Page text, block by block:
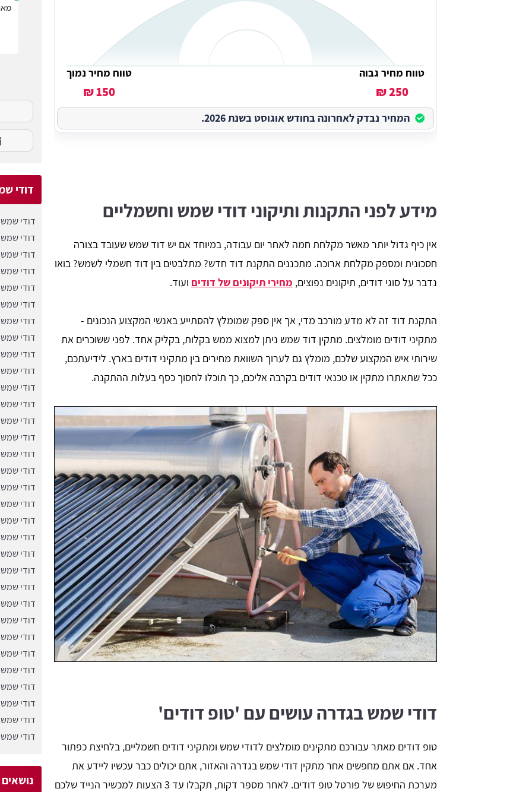
טווח מחיר גבוה
250 ₪
טווח מחיר נמוך
150 ₪
המחיר נבדק לאחרונה בחודש אוגוסט בשנת 2026.
מידע לפני התקנות ותיקוני דודי שמש וחשמליים
אין כיף גדול יותר מאשר מקלחת חמה לאחר יום עבודה, במיוחד אם יש דוד שמש שעובד בצורה
חסכונית ומספק מקלחת ארוכה. מתכננים התקנת דוד חדש? מתלבטים בין דוד חשמלי לשמש? בואו
נדבר על סוגי דודים, תיקונים נפוצים, מחירי תיקונים של דודים ועוד.
התקנת דוד זה לא מדע מורכב מדי, אך אין ספק שמומלץ להסתייע באנשי המקצוע הנכונים -
מתקיני דודים מומלצים. מתקין דוד שמש ניתן למצוא ממש בקלות, בקליק אחד. לפני ששוכרים את
שירותי איש המקצוע שלכם, מומלץ גם לערוך השוואת מחירים בין מתקיני דודים בארץ. לידיעתכם,
ככל שתאתרו מתקין או טכנאי דודים בקרבה אליכם, כך תוכלו לחסוך כסף בעלות ההתקנה.
דודי שמש בגדרה עושים עם 'טופ דודים'
טופ דודים מאתר עבורכם מתקינים מומלצים לדודי שמש ומתקיני דודים חשמליים, בלחיצת כפתור
אחד. אם אתם מחפשים אחר מתקין דודי שמש בגדרה והאזור, אתם יכולים כבר עכשיו ליידע את
מערכת החיפוש של פורטל טופ דודים. לאחר מספר דקות, תקבלו עד 3 הצעות למכשיר הנייד שלכם
קל מאוד לבחור בעל מקצוע הדרוש. האתר מובן גם למי שאינו שולט באינטרנט
דודי
דודי
דודי
דודי
דודי
דודי
​דודי
דודי
דודי
דודי
דודי
דודי
דודי
דודי
דודי
דודי
דודי
דודי
דודי
דודי
דודי
דודי
דודי
דודי
דודי
דודי
דודי
דודי
דודי
דודי
דודי
דודי
דודי